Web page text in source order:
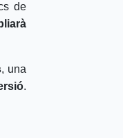
de
, una
.